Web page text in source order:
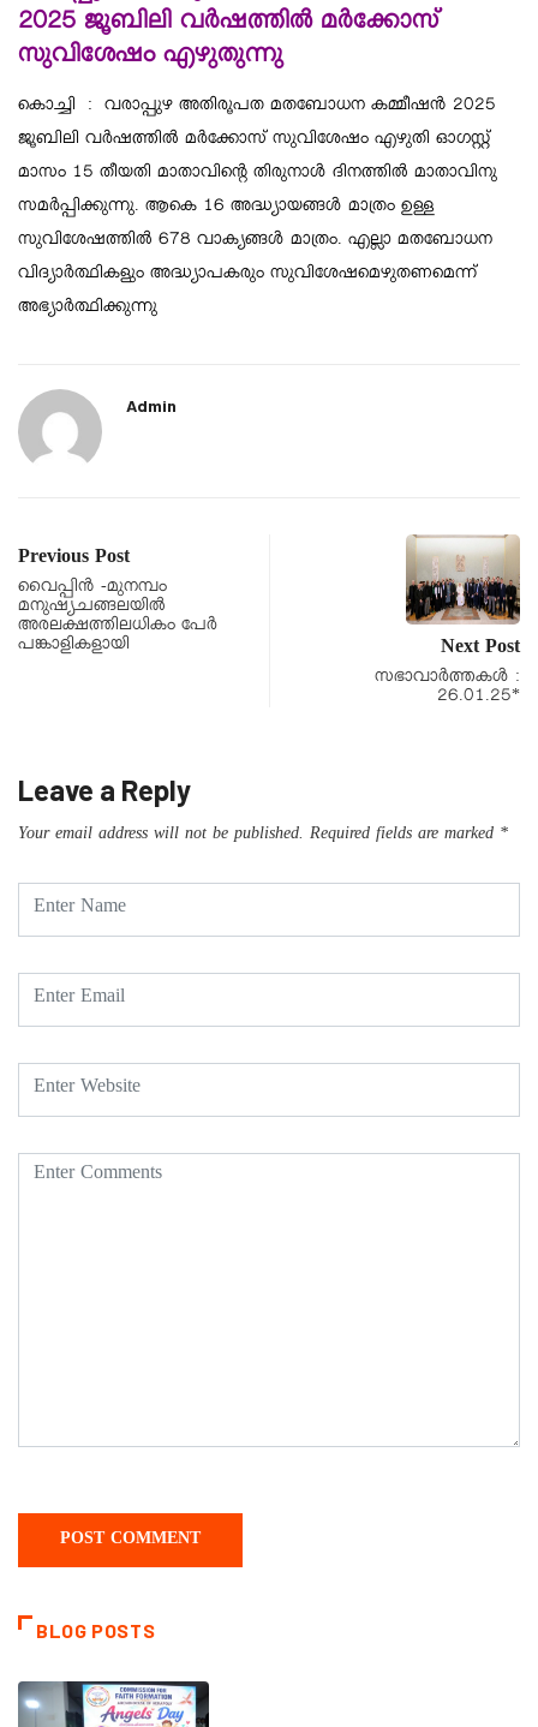
2025 ജൂബിലി വര്‍ഷത്തില്‍ മര്‍ക്കോസ്
സുവിശേഷം എഴുതുന്നു
കൊച്ചി : വരാപ്പുഴ അതിരൂപത മതബോധന കമ്മീഷന്‍ 2025
ജൂബിലി വര്‍ഷത്തില്‍ മര്‍ക്കോസ് സുവിശേഷം എഴുതി ഓഗസ്റ്റ്
മാസം 15 തീയതി മാതാവിന്റെ തിരുനാള്‍ ദിനത്തില്‍ മാതാവിനു
സമര്‍പ്പിക്കുന്നു. ആകെ 16 അദ്ധ്യായങ്ങള്‍ മാത്രം ഉള്ള
സുവിശേഷത്തില്‍ 678 വാക്യങ്ങള്‍ മാത്രം. എല്ലാ മതബോധന
വിദ്യാര്‍ത്ഥികളും അദ്ധ്യാപകരും സുവിശേഷമെഴുതണമെന്ന്
അഭ്യാര്‍ത്ഥിക്കുന്നു
Admin
Previous Post
വൈപ്പിൻ -മുനമ്പം
മനുഷ്യചങ്ങലയില്‍
അരലക്ഷത്തിലധികം പേര്‍
പങ്കാളികളായി
Next Post
സഭാവാര്‍ത്തകള്‍ :
26.01.25*
Leave a Reply
Your email address will not be published. Required fields are marked *
BLOG POSTS